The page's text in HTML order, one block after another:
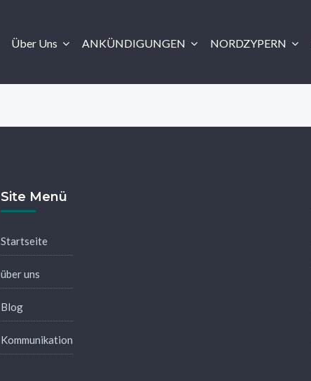
Über Uns ANKÜNDIGUNGEN NORDZYPERN
Site Menü
Startseite
über uns
Blog
Kommunikation